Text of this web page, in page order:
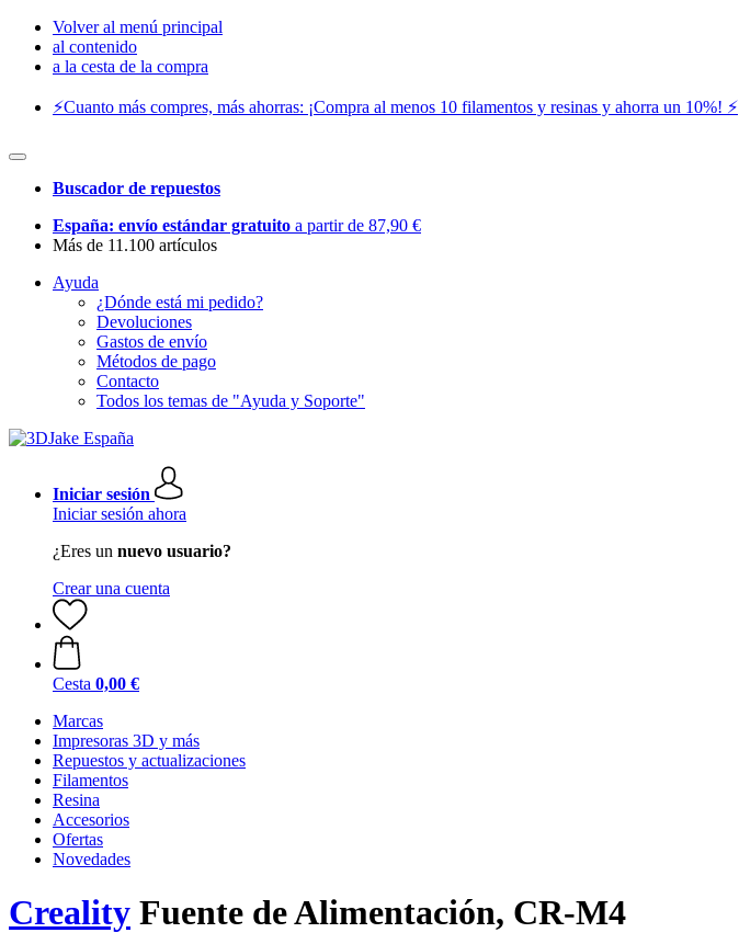
Volver al menú principal
al contenido
a la cesta de la compra
⚡️Cuanto más compres, más ahorras: ¡Compra al menos 10 filamentos y resinas y ahorra un 10%! ⚡️
Buscador de repuestos
España: envío estándar gratuito a partir de 87,90 €
Más de 11.100 artículos
Ayuda
¿Dónde está mi pedido?
Devoluciones
Gastos de envío
Métodos de pago
Contacto
Todos los temas de "Ayuda y Soporte"
Iniciar sesión
Iniciar sesión ahora
¿Eres un nuevo usuario?
Crear una cuenta
Cesta 0,00 €
Marcas
Impresoras 3D y más
Repuestos y actualizaciones
Filamentos
Resina
Accesorios
Ofertas
Novedades
Creality Fuente de Alimentación, CR-M4